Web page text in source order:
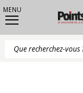
MENU